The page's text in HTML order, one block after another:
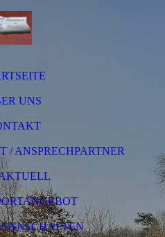
UNS
/ ANSPRECHPARTNER